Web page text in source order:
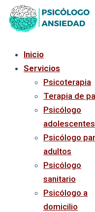
al
contenido
Inicio
Servicios
Psicoterapia
Terapia de
Psicólogo
adolescentes
Psicólogo
adultos
Psicólogo
sanitario
Psicólogo a
domicilio